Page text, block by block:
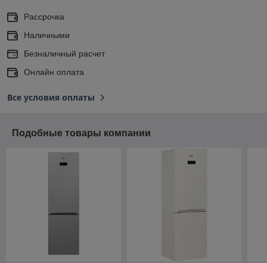
Рассрочка
Наличными
Безналичный расчет
Онлайн оплата
Все условия оплаты
Подобные товары компании